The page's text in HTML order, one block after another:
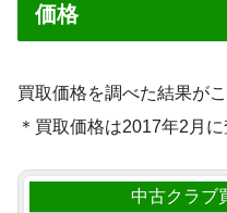
価格
買取価格を調べた結果がこ
＊買取価格は2017年2月に
中古クラブ